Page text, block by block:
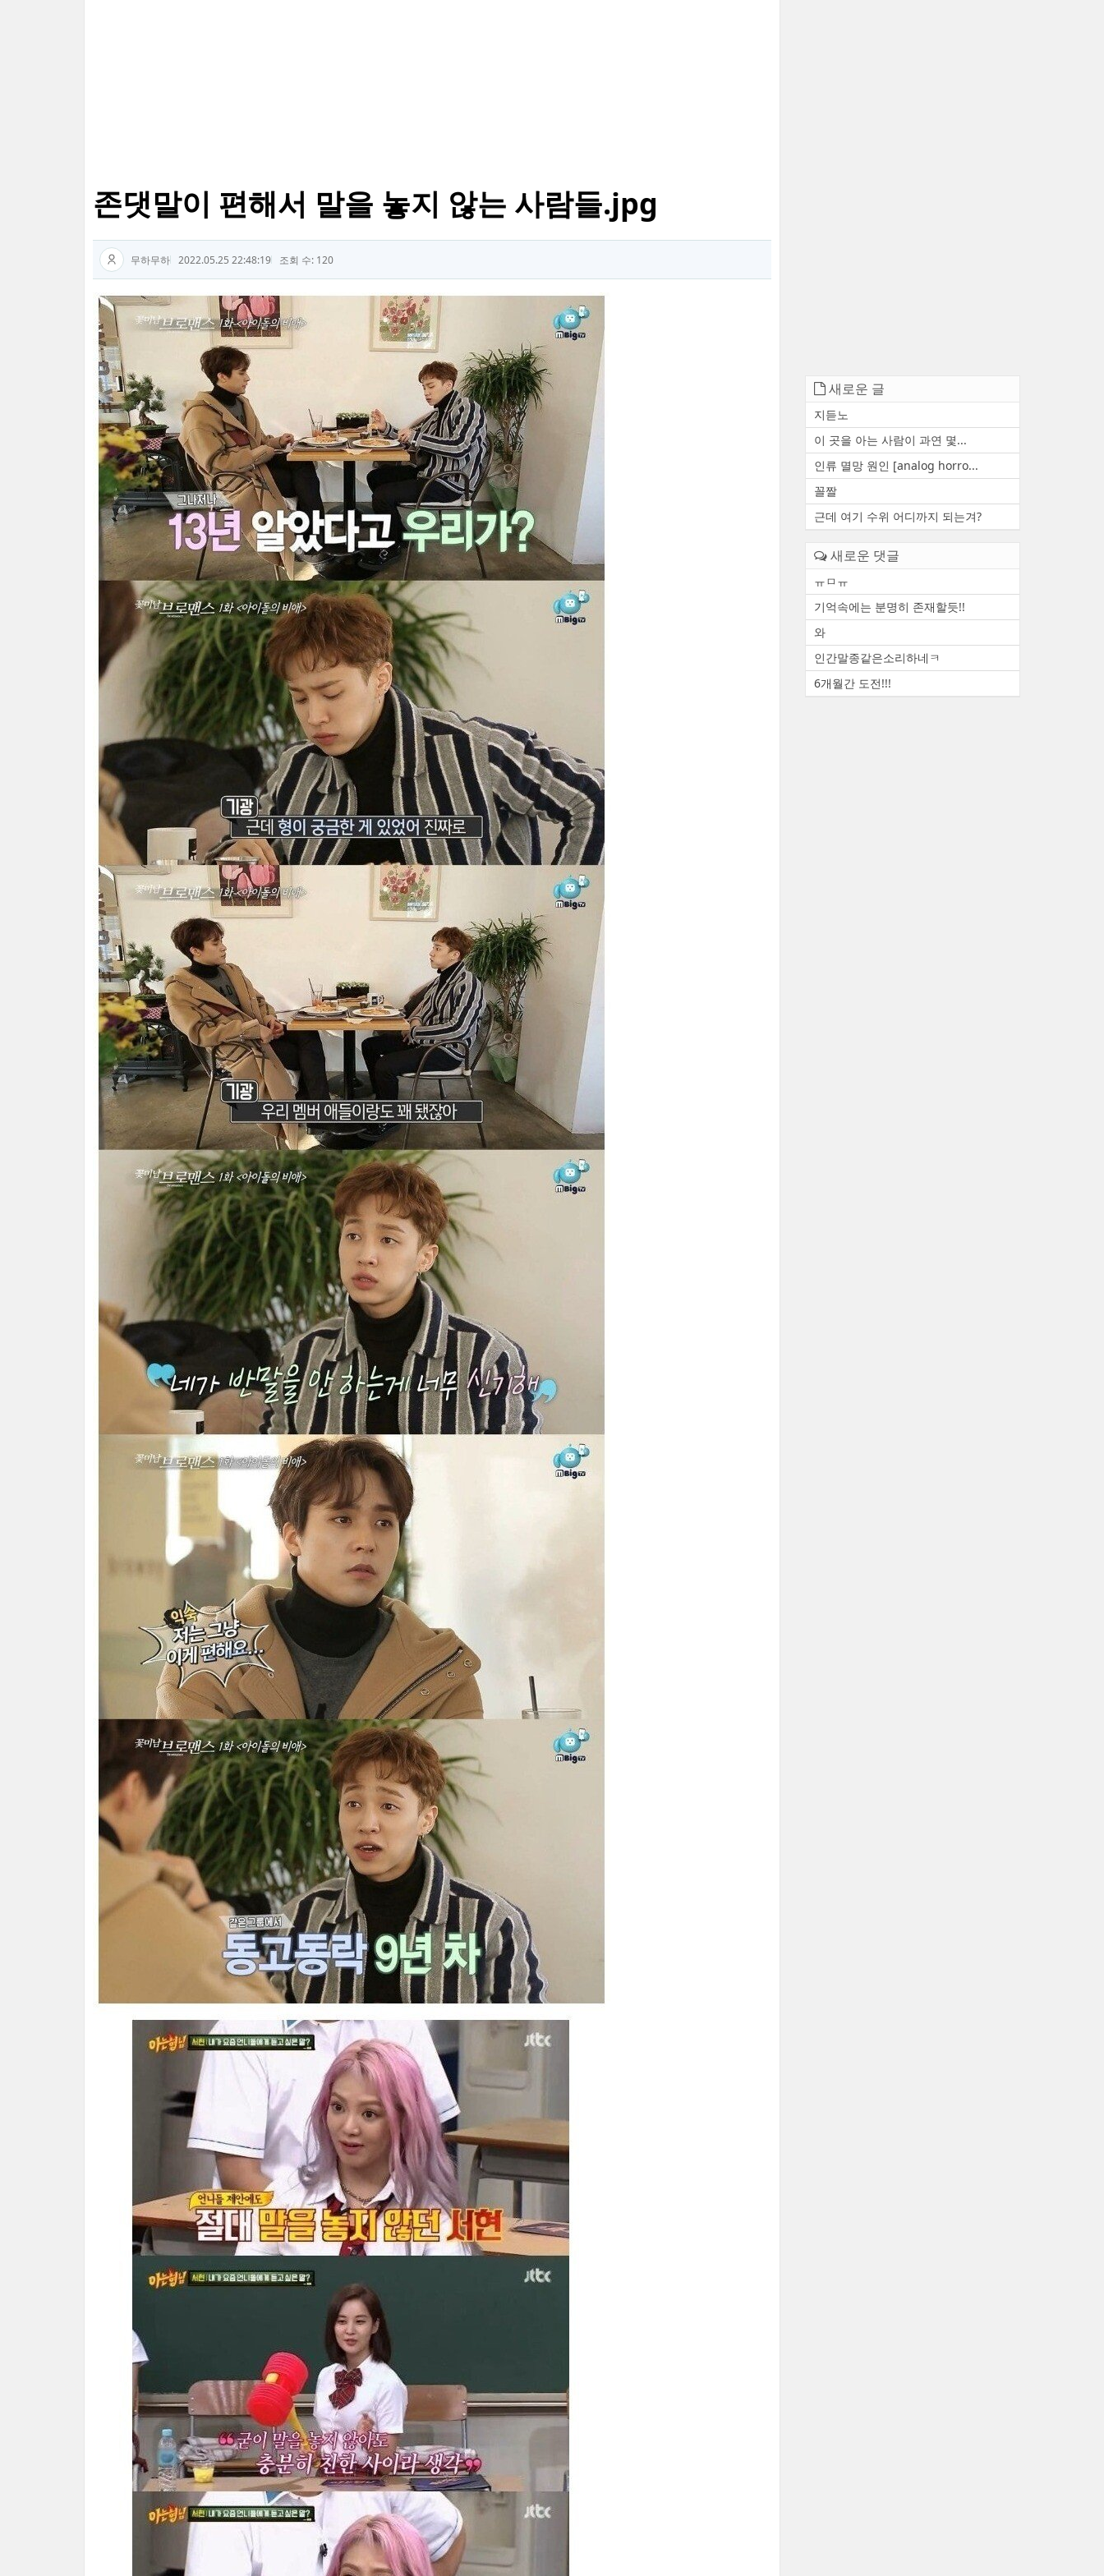
존댓말이 편해서 말을 놓지 않는 사람들.jpg
무하무하 2022.05.25 22:48:19 조회 수: 120
새로운 글
지듣노
이 곳을 아는 사람이 과연 몇...
인류 멸망 원인 [analog horro...
꼴짤
근데 여기 수위 어디까지 되는겨?
새로운 댓글
ㅠㅁㅠ
기억속에는 분명히 존재할듯!!
와
인간말종같은소리하네ㅋ
6개월간 도전!!!